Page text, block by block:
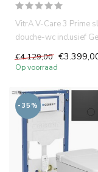
VitrA V-Care 3 Prime
douche-wc inclusief
UP320 inbouwframe.
€4.129,00
Op voorraad
-35%